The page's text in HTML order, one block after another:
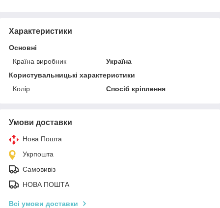
Характеристики
Основні
Країна виробник
Україна
Користувальницькі характеристики
Колір
Спосіб кріплення
Умови доставки
Нова Пошта
Укрпошта
Самовивіз
НОВА ПОШТА
Всі умови доставки